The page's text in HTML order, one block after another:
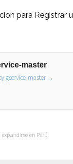
para Registrar
master
gservice-master →
en Perú